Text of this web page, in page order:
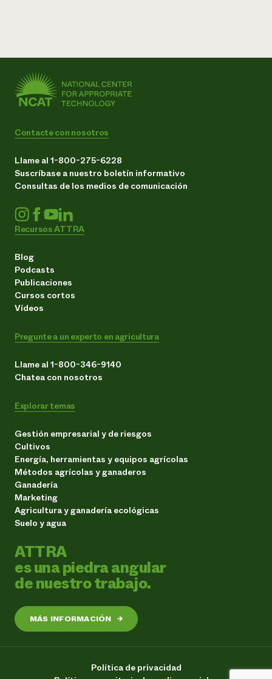
Contacte con nosotros
Llame al 1-800-275-6228
Suscríbase a nuestro boletín informativo
Consultas de los medios de comunicación
Recursos ATTRA
Blog
Podcasts
Publicaciones
Cursos cortos
Vídeos
Pregunte a un experto en agricultura
Llame al 1-800-346-9140
Chatea con nosotros
Explorar temas
Gestión empresarial y de riesgos
Cultivos
Energía, herramientas y equipos agrícolas
Métodos agrícolas y ganaderos
Ganadería
Marketing
Agricultura y ganadería ecológicas
Suelo y agua
ATTRA
es una piedra angular
de nuestro trabajo.
MÁS INFORMACIÓN →
Política de privacidad